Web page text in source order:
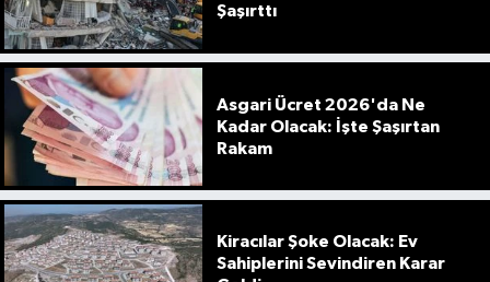
Şaşırttı
Asgari Ücret 2026'da Ne
Kadar Olacak: İşte Şaşırtan
Rakam
Kiracılar Şoke Olacak: Ev
Sahiplerini Sevindiren Karar